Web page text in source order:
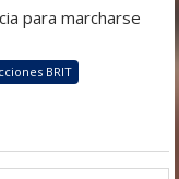
para marcharse
BRIT